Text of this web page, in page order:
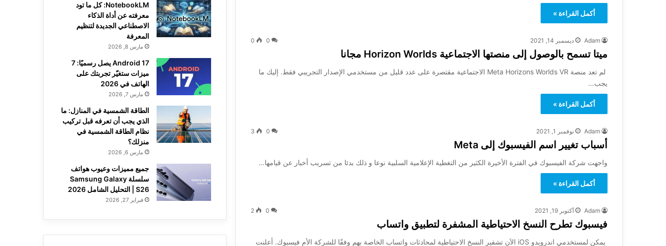
أكمل القراءة »
Adam ديسمبر 14, 2021 0
0
ميتا تسمح بالوصول إلى منصتها الاجتماعية Horizon Worlds مجانا
لم تعد منصة Meta Horizons Worlds VR الاجتماعية مقتصرة على عدد قليل من مستخدمي الإصدار التجريبي فقط. إليك ما
يجب…
أكمل القراءة »
Adam نوفمبر 1, 2021 0
3
أسباب تغيير اسم الفيسبوك إلى Meta
واجهت شركة الفيسبوك في الفترة الأخيرة الكثير من التغطية الإعلامية السلبية نوعا و ذلك بدئا من تسريب أخبار عن قيامها…
أكمل القراءة »
Adam أكتوبر 19, 2021 0
2
فيسبوك تطرح النسخ الاحتياطية المشفرة لتطبيق واتساب
يمكن لمستخدمي اندرويدو iOS الآن تشفير النسخ الاحتياطية لمحادثات واتساب الخاصة بهم وفقًا للشركة الأم فيسبوك. أعلنت
NotebookLM: كل ما تود
معرفته عن أداة الذكاء
الاصطناعي الجديدة لتنظيم
المعرفة
مارس 8, 2026
Android 17 يصل رسميًا: 7
ميزات ستغيّر تجربتك على
الهاتف في 2026
مارس 7, 2026
الطاقة الشمسية في المنازل: ما
الذي يجب أن تعرفه قبل تركيب
نظام الطاقة الشمسية في
منزلك؟
مارس 6, 2026
جميع مميزات وعيوب هواتف
سلسلة Samsung Galaxy
S26 | التحليل الشامل 2026
فبراير 27, 2026